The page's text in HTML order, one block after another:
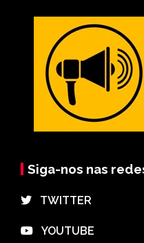
Siga-nos nas
⠀TWITTER
⠀YOUTUBE